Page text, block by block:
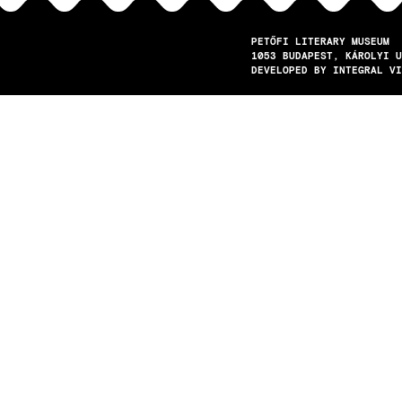
PETŐFI LITERARY MUSEUM
1053
BUDAPEST
KÁROLYI
DEVELOPED BY INTEGRAL